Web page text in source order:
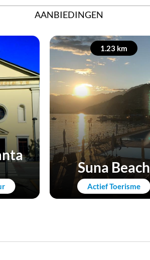
AANBIEDINGEN
1.23 km
Actief Toerisme
Suna Beach